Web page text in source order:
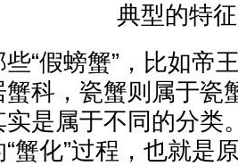
典型的特
“假螃蟹”，比如帝
科，瓷蟹则属于瓷
是属于不同的分类
蟹化”过程，也就是